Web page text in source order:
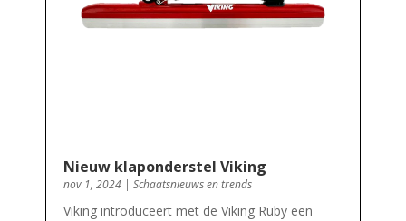
Nieuw klaponderstel Viking
nov 1, 2024| Schaatsnieuws en trends
Viking introduceert met de Viking Ruby een